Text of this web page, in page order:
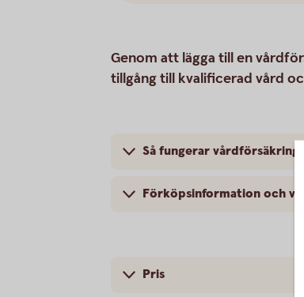
Genom att lägga till en
tillgång till kvalificerad vård
Så fungerar
Förköpsinformation och
Pris